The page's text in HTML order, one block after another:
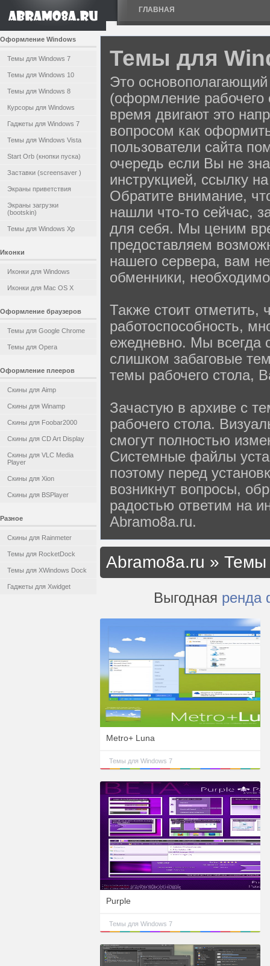
ГЛАВНАЯ
Оформление Windows
Темы для Windows 7
Темы для Windows 10
Темы для Windows 8
Курсоры для Windows
Гаджеты для Windows 7
Темы для Windows Vista
Start Orb (кнопки пуска)
Заставки (screensaver )
Экраны приветствия
Экраны загрузки
(bootskin)
Темы для Windows Xp
Иконки
Иконки для Windows
Иконки для Mac OS X
Оформление браузеров
Темы для Google Chrome
Темы для Opera
Оформление плееров
Скины для Aimp
Скины для Winamp
Скины для Foobar2000
Скины для CD Art Display
Скины для VLC Media
Player
Скины для Xion
Скины для BSPlayer
Разное
Скины для Rainmeter
Темы для RocketDock
Темы для XWindows Dock
Гаджеты для Xwidget
Темы для
Это
(оформление
время двигают это
вопросом как
пользователи сайта
очередь если Вы не
инструкцией, ссылку
Обратите внимание,
нашли что-то сейчас,
для себя. Мы ценим
предоставляем
нашего сервера, вам
обменники,
Также стоит отметить,
работоспособность,
ежедневно. Мы всегда
слишком забаговые
темы рабочего стола,
Зачастую в архиве с
рабочего стола.
смогут полностью
Системные файлы
поэтому перед
возникнут вопросы,
радостью ответим на
Abramo8a.ru.
Abramo8a.ru » Темы
Выгодная ренда
Metro+ Luna
Темы для Windows 7
Purple
Темы для Windows 7